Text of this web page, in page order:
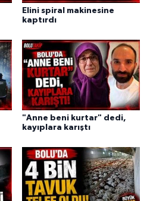
Elini spiral makinesine
kaptırdı
"Anne beni kurtar" dedi,
kayıplara karıştı